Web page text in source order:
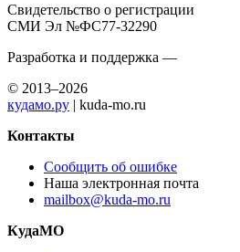
Свидетельство о регистрации
СМИ Эл №ФС77-32290
Разработка и поддержка —
© 2013–2026
кудамо.ру | kuda-mo.ru
Контакты
Сообщить об ошибке
Наша электронная почта
mailbox@kuda-mo.ru
КудаМО